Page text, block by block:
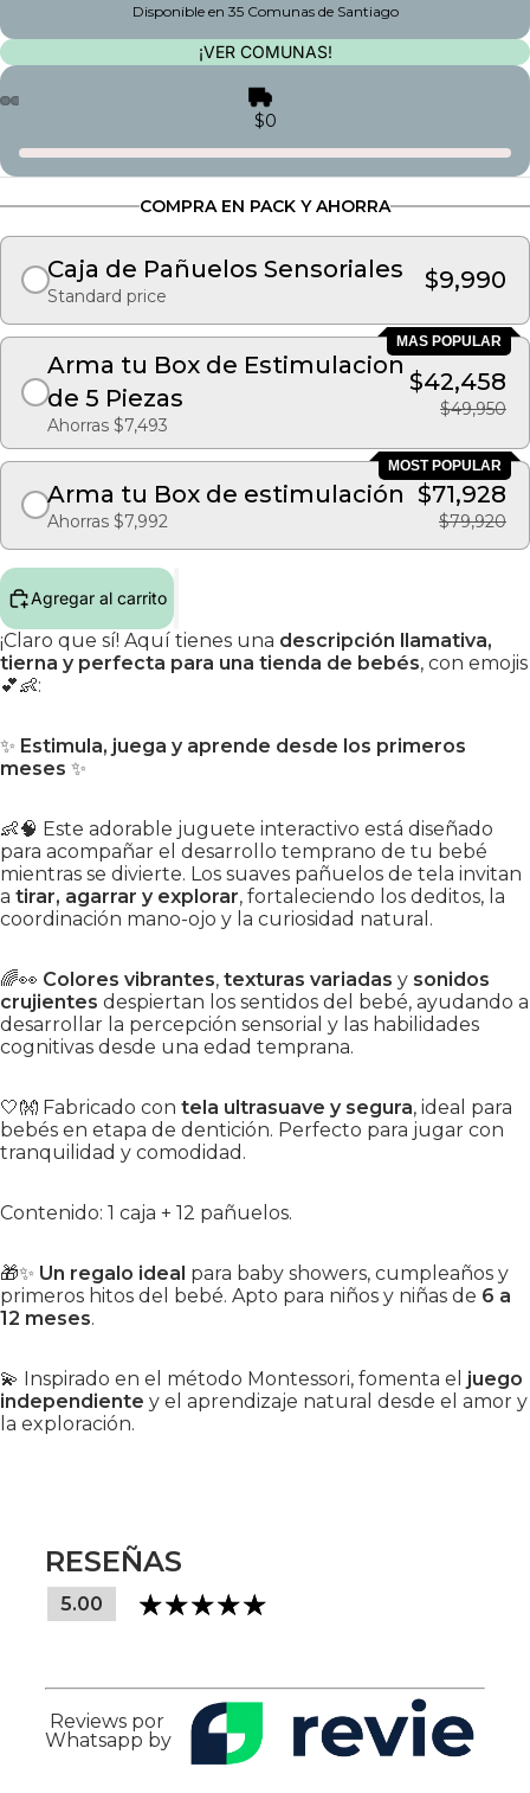
Disponible en 35 Comunas de Santiago
¡VER COMUNAS!
$0
COMPRA EN PACK Y AHORRA
Caja de Pañuelos Sensoriales
Standard price
$9,990
MAS POPULAR
Arma tu Box de Estimulacion
de 5 Piezas
Ahorras $7,493
$42,458
$49,950
MOST POPULAR
Arma tu Box de estimulación
Ahorras $7,992
$71,928
$79,920
Agregar al carrito
¡Claro que sí! Aquí tienes una descripción llamativa,
tierna y perfecta para una tienda de bebés, con emojis
💕👶:
✨ Estimula, juega y aprende desde los primeros
meses ✨
👶🧠 Este adorable juguete interactivo está diseñado
para acompañar el desarrollo temprano de tu bebé
mientras se divierte. Los suaves pañuelos de tela invitan
a tirar, agarrar y explorar, fortaleciendo los deditos, la
coordinación mano-ojo y la curiosidad natural.
🌈👀 Colores vibrantes, texturas variadas y sonidos
crujientes despiertan los sentidos del bebé, ayudando a
desarrollar la percepción sensorial y las habilidades
cognitivas desde una edad temprana.
🤍👐 Fabricado con tela ultrasuave y segura, ideal para
bebés en etapa de dentición. Perfecto para jugar con
tranquilidad y comodidad.
Contenido: 1 caja + 12 pañuelos.
🎁✨ Un regalo ideal para baby showers, cumpleaños y
primeros hitos del bebé. Apto para niños y niñas de 6 a
12 meses.
💫 Inspirado en el método Montessori, fomenta el juego
independiente y el aprendizaje natural desde el amor y
la exploración.
RESEÑAS
5.00
Reviews por
Whatsapp by